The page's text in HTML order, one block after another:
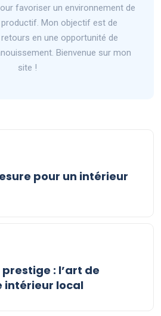
favoriser un environnement de
Mon objectif est de
en une opportunité de
Bienvenue sur mon
site !
pour un intérieur
: l’art de
intérieur local